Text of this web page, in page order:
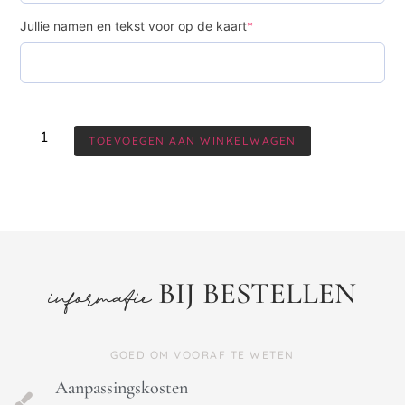
Jullie namen en tekst voor op de kaart*
TOEVOEGEN AAN WINKELWAGEN
informatieBIJ BESTELLEN
GOED OM VOORAF TE WETEN
Aanpassingskosten